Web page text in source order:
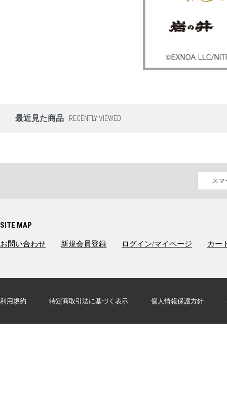
最近見た商品 RECENTLY VIEWED
ス
SITE MAP
お問い合わせ 新規会員登録 ログイン/マイページ カー
利用規約 特定商取引法に基づく表示 個人情報保護方針